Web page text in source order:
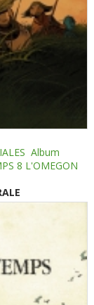
Album
8 L'OMEGON